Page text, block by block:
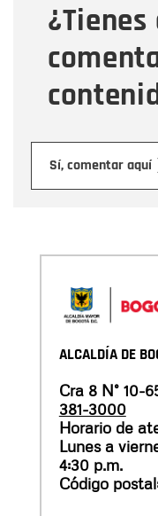
Sí, comentar aquí
Mensaje
ALCALDÍA DE
Cra 8 N° 10-
381-3000
Horario de
Lunes a
4:30 p.m.
Código postal: